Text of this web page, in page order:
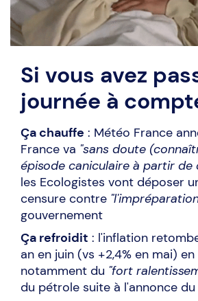
Si vous avez
journée à
Ça chauffe : Météo France
France va "sans doute
épisode caniculaire à partir de
les Ecologistes vont déposer
censure contre
gouvernement
Ça refroidit : l'inflation
an en juin (vs +2,4% en mai)
notamment du "fort
du pétrole suite à l'annonce